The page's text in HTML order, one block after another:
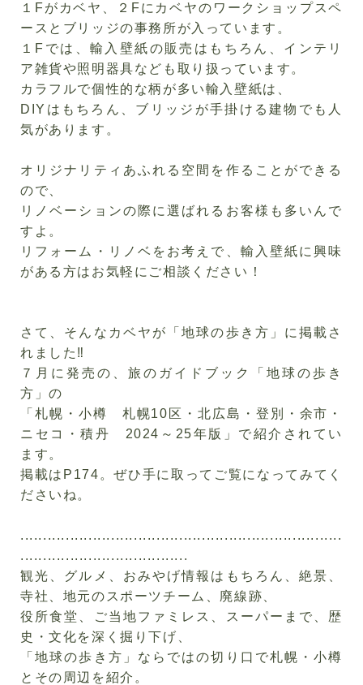
１ Fがカベヤ、２ Fにカベヤのワークショップスペ
ースと ブリッジの事務所が入っています。
１ F では、輸入壁紙の販売はもちろん、インテリ
ア雑貨や照明器具なども取り扱っています。
カラフルで個性的な柄が多い輸入壁紙は、
DIYはもちろん、ブリッジが手掛ける建物でも人
気があります。
オリジナリティあふれる空間を作ることができる
ので、
リノベーションの際に選ばれるお客様も多いんで
すよ。
リフォーム・リノベをお考えで、輸入壁紙に興味
がある方はお気軽にご相談ください！
さて、そんなカベヤが「地球の歩き方」に掲載さ
れました‼
７月に発売の、旅のガイドブック「地球の歩き
方」の
「札幌・小樽 札幌10 区・北広島・登別・余市・
ニセコ・積丹 2024 ～ 25年版」で紹介されてい
ます。
掲載は P174 。ぜひ手に取ってご覧になってみてく
ださいね。
.......................................................................
.....................................
観光、グルメ、おみやげ情報はもちろん、絶景、
寺社、地元のスポーツチーム、廃線跡、
役所食堂、ご当地ファミレス、スーパーまで、歴
史・文化を深く掘り下げ、
「地球の歩き方」ならではの切り口で札幌・小樽
とその周辺を紹介。